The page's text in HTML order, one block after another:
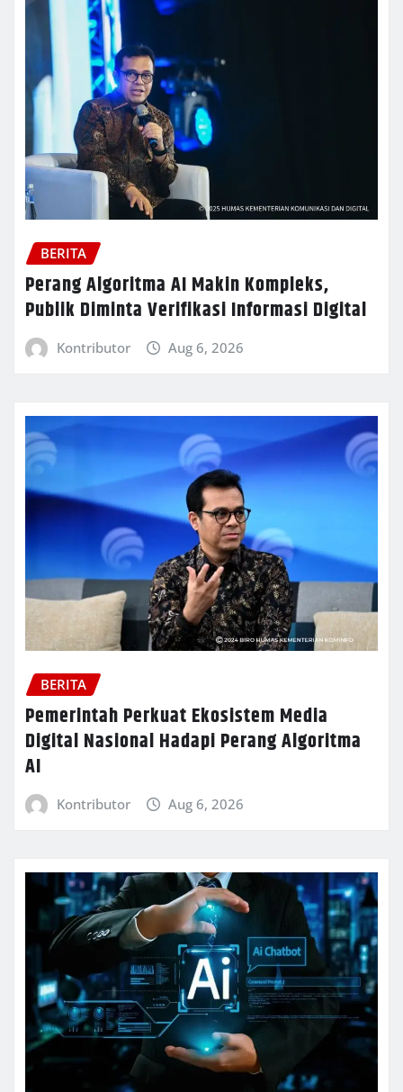
BERITA
Perang Algoritma AI Makin Kompleks,
Publik Diminta Verifikasi Informasi Digital
Kontributor Aug 6, 2026
BERITA
Pemerintah Perkuat Ekosistem Media
Digital Nasional Hadapi Perang Algoritma
AI
Kontributor Aug 6, 2026